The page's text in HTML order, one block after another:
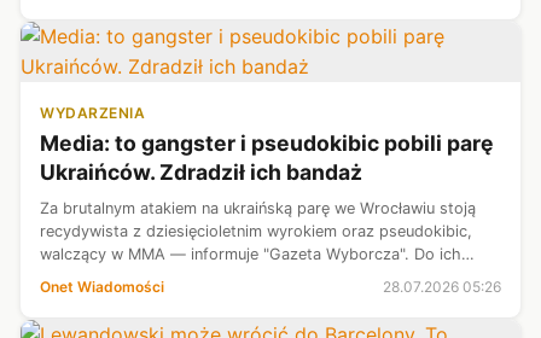
WYDARZENIA
Media: to gangster i pseudokibic pobili parę
Ukraińców. Zdradził ich bandaż
Za brutalnym atakiem na ukraińską parę we Wrocławiu stoją
recydywista z dziesięcioletnim wyrokiem oraz pseudokibic,
walczący w MMA — informuje "Gazeta Wyborcza". Do ich
szybkiego zatrzymania przez antyterrorystów doprowadził
Onet Wiadomości 28.07.2026 05:26